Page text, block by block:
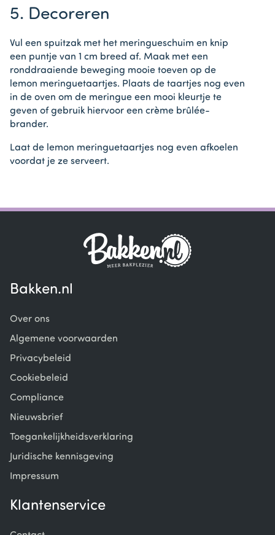
5. Decoreren
Vul een spuitzak met het meringueschuim en knip
een puntje van 1 cm breed af. Maak met een
ronddraaiende beweging mooie toeven op de
lemon meringuetaartjes. Plaats de taartjes nog even
in de oven om de meringue een mooi kleurtje te
geven of gebruik hiervoor een crème brûlée-
brander.
Laat de lemon meringuetaartjes nog even afkoelen
voordat je ze serveert.
Bakken.nl
Over ons
Algemene voorwaarden
Privacybeleid
Cookiebeleid
Compliance
Nieuwsbrief
Toegankelijkheidsverklaring
Juridische kennisgeving
Impressum
Klantenservice